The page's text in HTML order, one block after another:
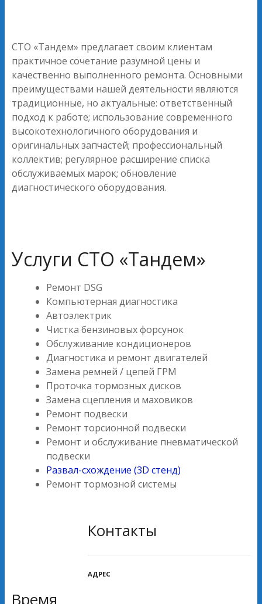
СТО «Тандем» предлагает своим клиентам
практичное сочетание разумной цены и
качественно выполненного ремонта. Основными
преимуществами нашей деятельности являются
традиционные, но актуальные: ответственный
подход к работе; использование современного
высокотехнологичного оборудования и
оригинальных запчастей; профессиональный
коллектив; регулярное расширение списка
обслуживаемых марок; обновление
диагностического оборудования.
Услуги СТО «Тандем»
Ремонт DSG
Компьютерная диагностика
Автоэлектрик
Чистка бензиновых форсунок
Обслуживание кондиционеров
Диагностика и ремонт двигателей
Замена ремней / цепей ГРМ
Проточка тормозных дисков
Замена сцепления и маховиков
Ремонт подвески
Ремонт торсионной подвески
Ремонт и обслуживание пневматической
подвески
Развал-схождение (3D стенд)
Ремонт тормозной системы
Время
Контакты
АДРЕС